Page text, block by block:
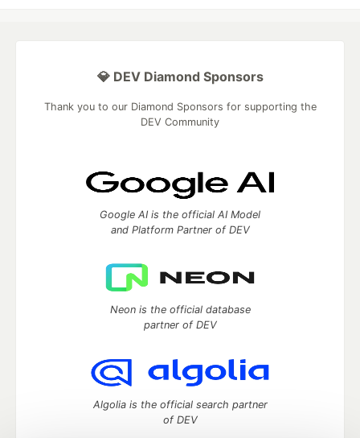
💎 DEV Diamond Sponsors
Thank you to our Diamond Sponsors for supporting the
DEV Community
Google AI is the official AI Model
and Platform Partner of DEV
Neon is the official database
partner of DEV
Algolia is the official search partner
of DEV